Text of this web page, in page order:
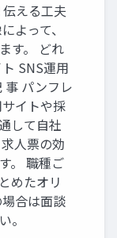
える工夫
よって、
す。 どれ
SNS運用
事 パンフレ
イトや採
して自社
人票の効
。 職種ご
めたオリ
合は面談
。